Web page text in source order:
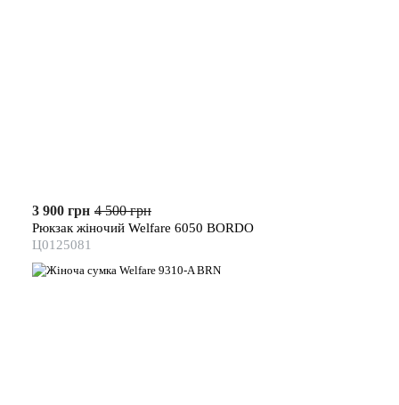
3 900 грн 4 500 грн
Рюкзак жіночий Welfare 6050 BORDO
Ц0125081